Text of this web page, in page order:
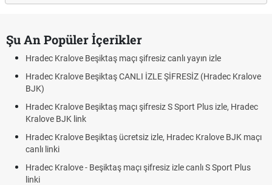
Şu An Popüler İçerikler
Hradec Kralove Beşiktaş maçı şifresiz canlı yayın izle
Hradec Kralove Beşiktaş CANLI İZLE ŞİFRESİZ (Hradec Kralove
BJK)
Hradec Kralove Beşiktaş maçı şifresiz S Sport Plus izle, Hradec
Kralove BJK link
Hradec Kralove Beşiktaş ücretsiz izle, Hradec Kralove BJK maçı
canlı linki
Hradec Kralove - Beşiktaş maçı şifresiz izle canlı S Sport Plus
linki